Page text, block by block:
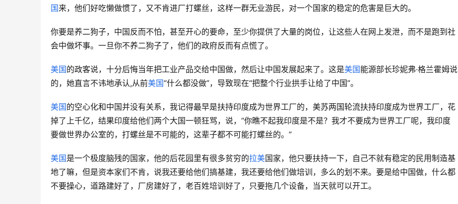
国来，他们好吃懒做惯了，又不肯进厂打螺丝，这样一群无业游民，对一个国家的稳定的危害是巨大的。
你要是养二狗子，中国反而不怕，甚至开心的要命，至少你提供了大量的岗位，让这些人在网上发泄，而不是跑到社
会中做坏事。一旦你不养二狗子了，他们的政府反而有点慌了。
美国的政客说，十分后悔当年把工业产品交给中国做，然后让中国发展起来了。这是美国能源部长珍妮弗·格兰霍姆说
的，她直言不讳地承认,从前美国“什么都没做”，导致现在“把整个行业拱手让给了中国”。
美国的空心化和中国并没有关系，我记得最早是扶持印度成为世界工厂的，美苏两国轮流扶持印度成为世界工厂，花
掉了上千亿，结果印度给他们两个大国一顿狂骂，说，“你瞧不起我印度是不是？我才不要成为世界工厂呢，我印度
要做世界办公室的，打螺丝是不可能的，这辈子都不可能打螺丝的。”
美国是一个极度脑残的国家，他的后花园里有很多贫穷的拉美国家，他只要扶持一下，自己不就有稳定的民用制造基
地了嘛，但是资本家们不肯，说我还要给他们搞基建，我还要给他们做培训，多么的划不来。要是给中国做，什么都
不要操心，道路建好了，厂房建好了，老百姓培训好了，只要拖几个设备，当天就可以开工。